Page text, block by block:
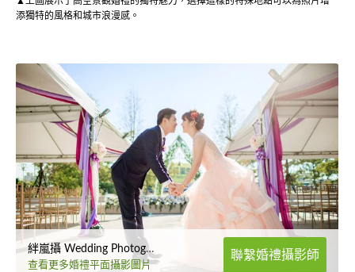
添獨特的風格和城市浪漫感。
絆嵐攝 Wedding Photography
查看更多婚禮平面攝影圖片
聯繫婚禮攝影師